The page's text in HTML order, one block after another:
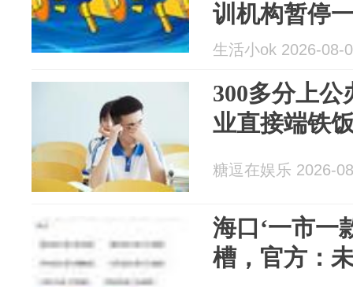
训机构暂停
动
生活小ok 2026-08-
300多分上
业直接端铁
糖逗在娱乐 2026-
海口‘一市一
槽，官方：